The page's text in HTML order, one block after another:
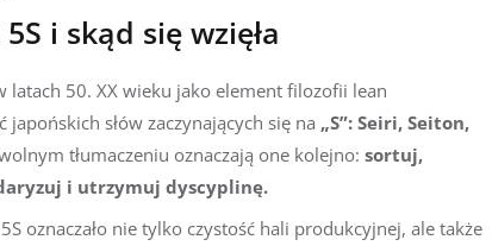
i skąd się wzięła
latach 50. XX wieku jako element filozofii lean
słów zaczynających się na „S”: Seiri, Seiton,
tłumaczeniu oznaczają one kolejno: sortuj,
i utrzymuj dyscyplinę.
oznaczało nie tylko czystość hali produkcyjnej, ale także